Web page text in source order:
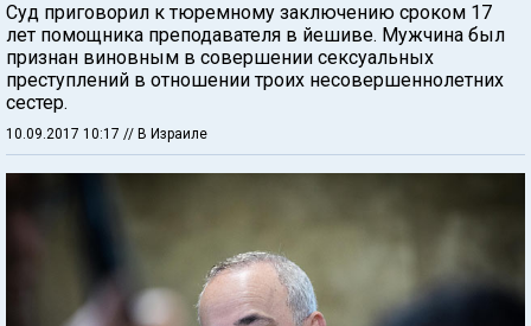
Суд приговорил к тюремному заключению сроком 17
лет помощника преподавателя в йешиве. Мужчина был
признан виновным в совершении сексуальных
преступлений в отношении троих несовершеннолетних
сестер.
10.09.2017 10:17 // В Израиле